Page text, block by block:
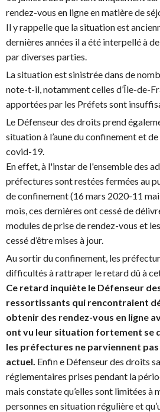
rendez-vous en ligne en matière de
Il y rappelle que la situation est
dernières années il a été interpellé à
par diverses parties.
La situation est sinistrée dans de
note-t-il, notamment celles d’Île-de-
apportées par les Préfets sont
Le Défenseur des droits prend
situation à l’aune du confinement et
covid-19.
En effet, à l'instar de l'ensemble des
préfectures sont restées fermées au
de confinement (16 mars 2020-11
mois, ces dernières ont cessé de
modules de prise de rendez-vous et
cessé d’être mises à jour.
Au sortir du confinement, les
difficultés à rattraper le retard dû à
Ce retard inquiète le Défenseur
ressortissants qui rencontraient
obtenir des rendez-vous en ligne
ont vu leur situation fortement se
les préfectures ne parviennent
actuel. Enfin e Défenseur des droits
réglementaires prises pendant la
mais constate qu’elles sont limitées à
personnes en situation régulière et